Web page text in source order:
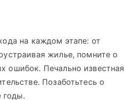
на каждом этапе: от
жилье, помните о
ошибок. Печально известная
Позаботьтесь о
годы.